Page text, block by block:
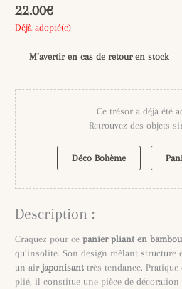
22.00€
Déjà adopté(e)
M’avertir en cas de retour en stock
Ce trésor a déjà été
Retrouvez des objets
Déco Bohème
Description :
Craquez pour cepanier pliant en bambou
qu’insolite. Son design mêlant
un airjaponisant très tendance.
plié, il constitue une pièce de